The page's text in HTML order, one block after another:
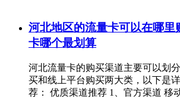
河北地区的流量卡可以在哪里
卡哪个最划算
河北流量卡的购买渠道主要可以划
买和线上平台购买两大类，以下是
荐： 优质渠道推荐 1、官方渠道 移